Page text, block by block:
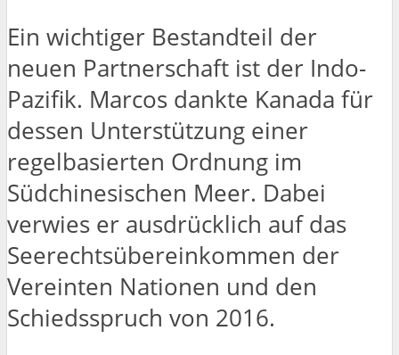
Ein wichtiger Bestandteil der
neuen Partnerschaft ist der Indo-
Pazifik. Marcos dankte Kanada für
dessen Unterstützung einer
regelbasierten Ordnung im
Südchinesischen Meer. Dabei
verwies er ausdrücklich auf das
Seerechtsübereinkommen der
Vereinten Nationen und den
Schiedsspruch von 2016.